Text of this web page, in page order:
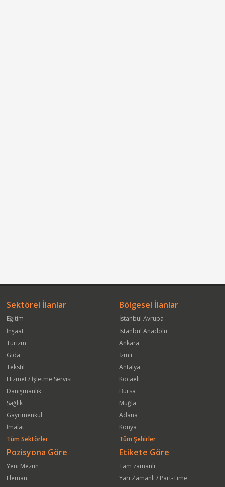
Sektörel İlanlar
Eğitim
İnşaat
Turizm
Gıda
Tekstil
Hizmet / İşletme Servisi
Danışmanlık
Sağlık
Gayrimenkul
İmalat
Tüm Sektörler
Bölgesel İlanlar
İstanbul Avrupa
İstanbul Anadolu
Ankara
İzmir
Antalya
Kocaeli
Bursa
Muğla
Adana
Konya
Tüm Şehirler
Pozisyona Göre
Yeni Mezun
Eleman
Etikete Göre
Tam zamanlı
Yarı Zamanlı / Part-Time